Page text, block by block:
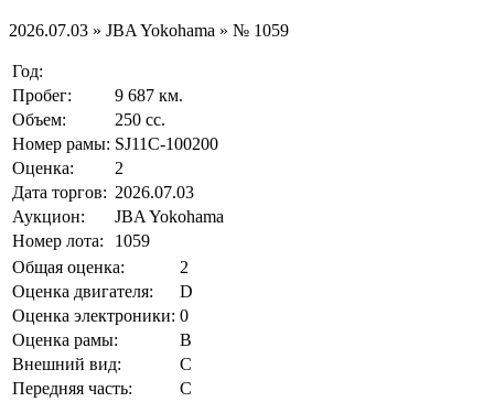
2026.07.03 » JBA Yokohama » № 1059
Год:
Пробег:
9 687 км.
Объем:
250 сс.
Номер рамы: SJ11C-100200
Оценка:
2
Дата торгов: 2026.07.03
Аукцион:
JBA Yokohama
Номер лота:
1059
Общая оценка:
2
Оценка двигателя:
D
Оценка электроники: 0
Оценка рамы:
B
Внешний вид:
C
Передняя часть:
C